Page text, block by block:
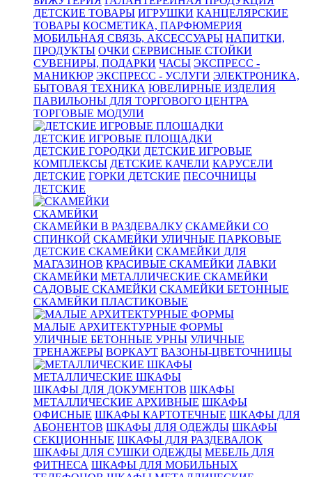
ДЕТСКИЕ ТОВАРЫ ИГРУШКИ КАНЦЕЛЯРСКИЕ
ТОВАРЫ КОСМЕТИКА, ПАРФЮМЕРИЯ
МОБИЛЬНАЯ СВЯЗЬ, АКСЕССУАРЫ НАПИТКИ,
ПРОДУКТЫ ОЧКИ СЕРВИСНЫЕ СТОЙКИ
СУВЕНИРЫ, ПОДАРКИ ЧАСЫ ЭКСПРЕСС -
МАНИКЮР ЭКСПРЕСС - УСЛУГИ ЭЛЕКТРОНИКА,
БЫТОВАЯ ТЕХНИКА ЮВЕЛИРНЫЕ ИЗДЕЛИЯ
ПАВИЛЬОНЫ ДЛЯ ТОРГОВОГО ЦЕНТРА
ТОРГОВЫЕ МОДУЛИ
ДЕТСКИЕ ИГРОВЫЕ ПЛОЩАДКИ
ДЕТСКИЕ ГОРОДКИ ДЕТСКИЕ ИГРОВЫЕ
КОМПЛЕКСЫ ДЕТСКИЕ КАЧЕЛИ КАРУСЕЛИ
ДЕТСКИЕ ГОРКИ ДЕТСКИЕ ПЕСОЧНИЦЫ
ДЕТСКИЕ
СКАМЕЙКИ
СКАМЕЙКИ В РАЗДЕВАЛКУ СКАМЕЙКИ СО
СПИНКОЙ СКАМЕЙКИ УЛИЧНЫЕ ПАРКОВЫЕ
ДЕТСКИЕ СКАМЕЙКИ СКАМЕЙКИ ДЛЯ
МАГАЗИНОВ КРАСИВЫЕ СКАМЕЙКИ ЛАВКИ
СКАМЕЙКИ МЕТАЛЛИЧЕСКИЕ СКАМЕЙКИ
САДОВЫЕ СКАМЕЙКИ СКАМЕЙКИ БЕТОННЫЕ
СКАМЕЙКИ ПЛАСТИКОВЫЕ
МАЛЫЕ АРХИТЕКТУРНЫЕ ФОРМЫ
УЛИЧНЫЕ БЕТОННЫЕ УРНЫ УЛИЧНЫЕ
ТРЕНАЖЕРЫ ВОРКАУТ ВАЗОНЫ-ЦВЕТОЧНИЦЫ
МЕТАЛЛИЧЕСКИЕ ШКАФЫ
ШКАФЫ ДЛЯ ДОКУМЕНТОВ ШКАФЫ
МЕТАЛЛИЧЕСКИЕ АРХИВНЫЕ ШКАФЫ
ОФИСНЫЕ ШКАФЫ КАРТОТЕЧНЫЕ ШКАФЫ ДЛЯ
АБОНЕНТОВ ШКАФЫ ДЛЯ ОДЕЖДЫ ШКАФЫ
СЕКЦИОННЫЕ ШКАФЫ ДЛЯ РАЗДЕВАЛОК
ШКАФЫ ДЛЯ СУШКИ ОДЕЖДЫ МЕБЕЛЬ ДЛЯ
ФИТНЕСА ШКАФЫ ДЛЯ МОБИЛЬНЫХ